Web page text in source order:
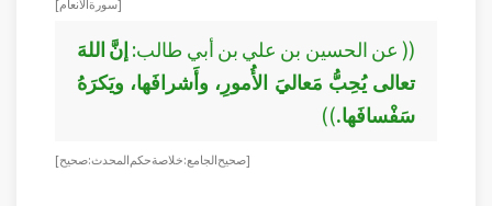
[ سورة الأنعام ]
(( عن الحسين بن علي بن أبي طالب:إنَّ اللهَ
تعالى يُحِبُّ مَعاليَ الأُمورِ، وأَشرافَها، ويَكرَهُ
سَفْسافَها.))
[ صحيح الجامع: خلاصة حكم المحدث: صحيح ]